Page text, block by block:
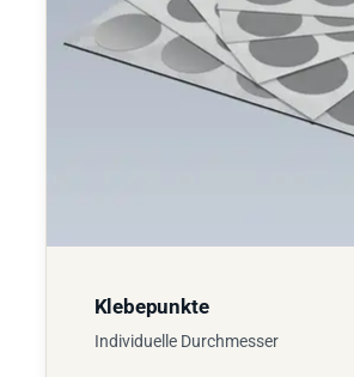
Klebepunkte
Individuelle Durchmesser